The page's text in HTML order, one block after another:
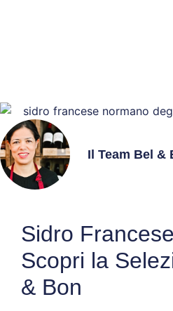
Il Team Bel &
Sidro
Scopri la
& Bon